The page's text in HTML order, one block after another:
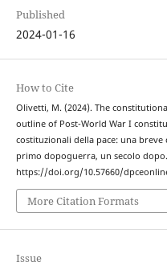
Published
2024-01-16
How to Cite
Olivetti, M. (2024). The
outline of Post-World War I
costituzionali della pace: una
primo dopoguerra, un secolo dopo.
https://doi.org/10.57660/
More Citation Formats
Issue